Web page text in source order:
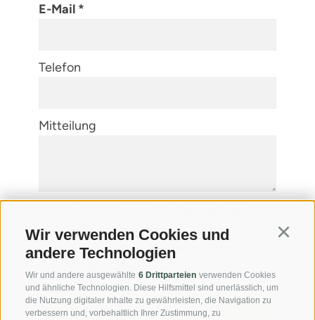
Wir verwenden Cookies und
andere Technologien
Wir und andere ausgewählte 6 Drittparteien verwenden Cookies
und ähnliche Technologien. Diese Hilfsmittel sind unerlässlich, um
die Nutzung digitaler Inhalte zu gewährleisten, die Navigation zu
verbessern und, vorbehaltlich Ihrer Zustimmung, zu
E-Mail
Telefon
Mitteilung
gelesen und verstanden und stimme der
Verarbeitung meiner personenbezogenen